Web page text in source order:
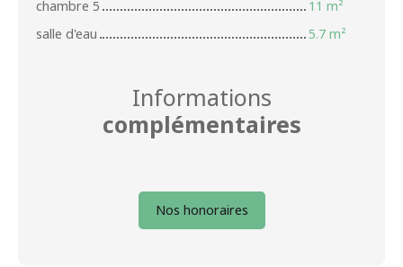
chambre 5
11 m²
salle d'eau
5.7 m²
Informations
complémentaires
Nos honoraires